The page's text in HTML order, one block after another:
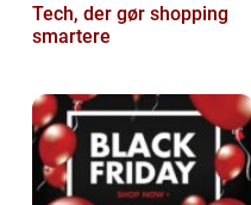
Tech, der gør shopping
smartere